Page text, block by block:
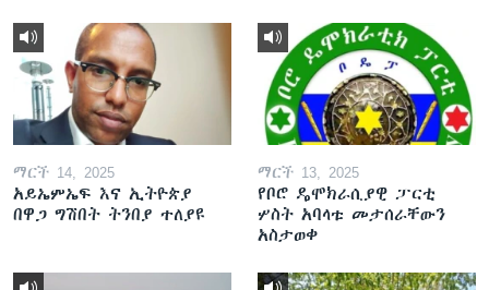
ማርች 14, 2025
አይኤምኤፍ እና ኢትዮጵያ
በዋጋ ግሽበት ትንበያ ተለያዩ
ማርች 13, 2025
የቦሮ ዴሞክራሲያዊ ፓርቲ
ሦስት አባላቱ መታሰራቸውን
አስታወቀ